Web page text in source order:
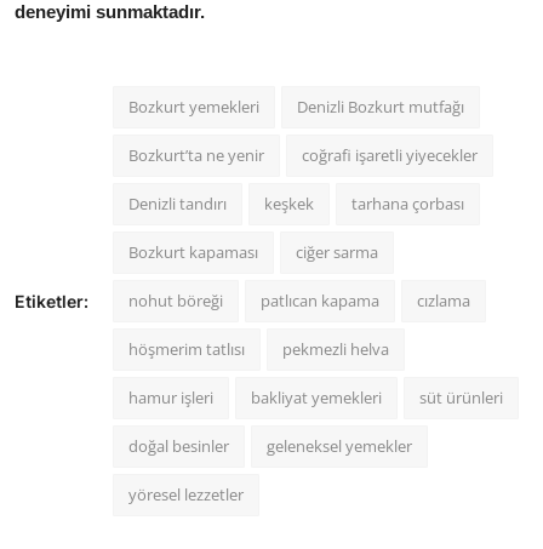
deneyimi sunmaktadır.
Etiketler:
Bozkurt yemekleri Denizli Bozkurt mutfağı
Bozkurt’ta ne yenir coğrafi işaretli yiyecekler
Denizli tandırı keşkek tarhana çorbası
Bozkurt kapaması ciğer sarma
nohut böreği patlıcan kapama cızlama
höşmerim tatlısı pekmezli helva
hamur işleri bakliyat yemekleri süt ürünleri
doğal besinler geleneksel yemekler
yöresel lezzetler